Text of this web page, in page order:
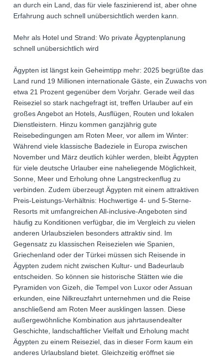
an durch ein Land, das für viele faszinierend ist, aber ohne
Erfahrung auch schnell unübersichtlich werden kann.
Mehr als Hotel und Strand: Wo private Ägyptenplanung
schnell unübersichtlich wird
Ägypten ist längst kein Geheimtipp mehr: 2025 begrüßte das
Land rund 19 Millionen internationale Gäste, ein Zuwachs von
etwa 21 Prozent gegenüber dem Vorjahr. Gerade weil das
Reiseziel so stark nachgefragt ist, treffen Urlauber auf ein
großes Angebot an Hotels, Ausflügen, Routen und lokalen
Dienstleistern. Hinzu kommen ganzjährig gute
Reisebedingungen am Roten Meer, vor allem im Winter:
Während viele klassische Badeziele in Europa zwischen
November und März deutlich kühler werden, bleibt Ägypten
für viele deutsche Urlauber eine naheliegende Möglichkeit,
Sonne, Meer und Erholung ohne Langstreckenflug zu
verbinden. Zudem überzeugt Ägypten mit einem attraktiven
Preis-Leistungs-Verhältnis: Hochwertige 4- und 5-Sterne-
Resorts mit umfangreichen All-inclusive-Angeboten sind
häufig zu Konditionen verfügbar, die im Vergleich zu vielen
anderen Urlaubszielen besonders attraktiv sind. Im
Gegensatz zu klassischen Reisezielen wie Spanien,
Griechenland oder der Türkei müssen sich Reisende in
Ägypten zudem nicht zwischen Kultur- und Badeurlaub
entscheiden. So können sie historische Stätten wie die
Pyramiden von Gizeh, die Tempel von Luxor oder Assuan
erkunden, eine Nilkreuzfahrt unternehmen und die Reise
anschließend am Roten Meer ausklingen lassen. Diese
außergewöhnliche Kombination aus jahrtausendealter
Geschichte, landschaftlicher Vielfalt und Erholung macht
Ägypten zu einem Reiseziel, das in dieser Form kaum ein
anderes Urlaubsland bietet. Gleichzeitig eröffnet sie